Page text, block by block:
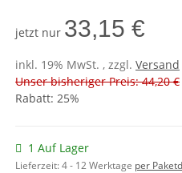
jetzt nur 33,15 €
inkl. 19% MwSt. , zzgl. Versand
Unser bisheriger Preis: 44,20 €
Rabatt: 25%
1 Auf Lager
Lieferzeit:4 - 12 Werktage per